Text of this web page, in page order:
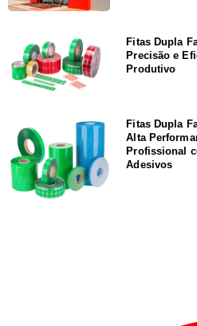
Fitas Dupla
Precisão e
Produtivo
Fitas Dupla
Alta
Profissional
Adesivos